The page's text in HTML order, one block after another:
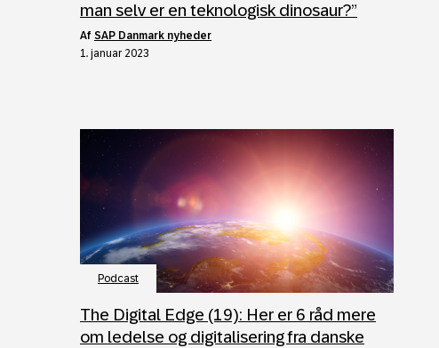
man selv er en teknologisk dinosaur?”
af SAP Danmark nyheder
1. januar 2023
Podcast
The Digital Edge (19): Her er 6 råd mere
om ledelse og digitalisering fra danske